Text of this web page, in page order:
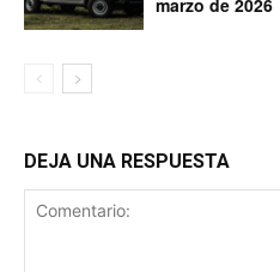
DEJA UNA RESPUESTA